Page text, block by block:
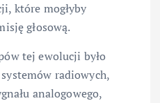
które mogłyby
głosową.
tej ewolucji było
radiowych,
analogowego,